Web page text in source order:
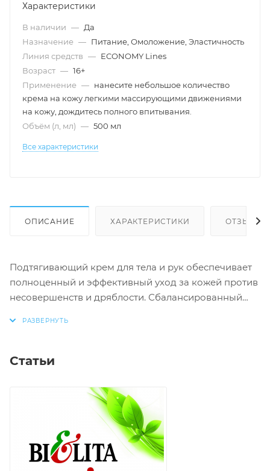
Характеристики
В наличии — Да
Назначение — Питание, Омоложение, Эластичность
Линия средств — ECONOMY Lines
Возраст — 16+
Применение — нанесите небольшое количество
крема на кожу легкими массирующими движениями
на кожу, дождитесь полного впитывания.
Объём (л, мл) — 500 мл
Все характеристики
ОПИСАНИЕ ХАРАКТЕРИСТИКИ ОТЗЫВЫ
Подтягивающий крем для тела и рук обеспечивает
полноценный и эффективный уход за кожей против
несовершенств и дряблости. Сбалансированный
Гидролизат морского коллагена устраняет вялость
кожи, повышает ее эластичность, снижает
шелушение и ускоряет регенерацию,
экстракт женьшеня стимулирует обмен веществ и
обладает омолаживающим эффектом,
масла миндаля, кокоса и сои питают, увлажняют и
Статьи